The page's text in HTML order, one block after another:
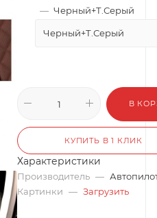
— Черный+Т.Серый
Черный+Т.Серый
В
КУПИТЬ В 1 КЛИК
Характеристики
Производитель —
Картинки — Загрузить